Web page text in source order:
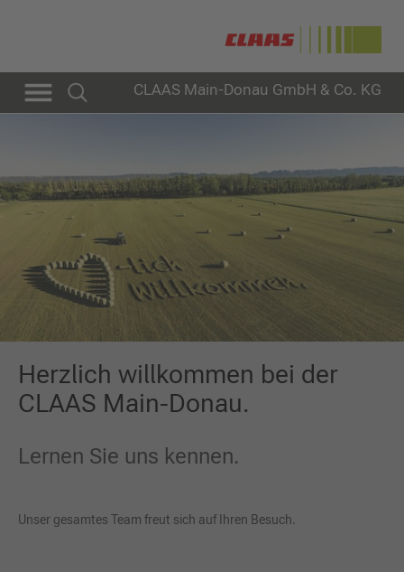
CLAAS Main-Donau GmbH & Co. KG
Herzlich willkommen bei der
CLAAS Main-Donau.
Lernen Sie uns kennen.
Unser gesamtes Team freut sich auf Ihren Besuch.